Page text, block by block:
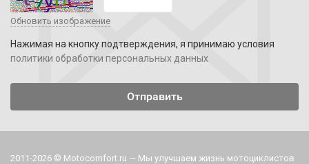
Обновить изображение
Нажимая на кнопку подтверждения, я принимаю условия
политики обработки персональных данных
2011-2026 © Motocomfort.ru — Мы улучшаем жизнь мотоциклистов